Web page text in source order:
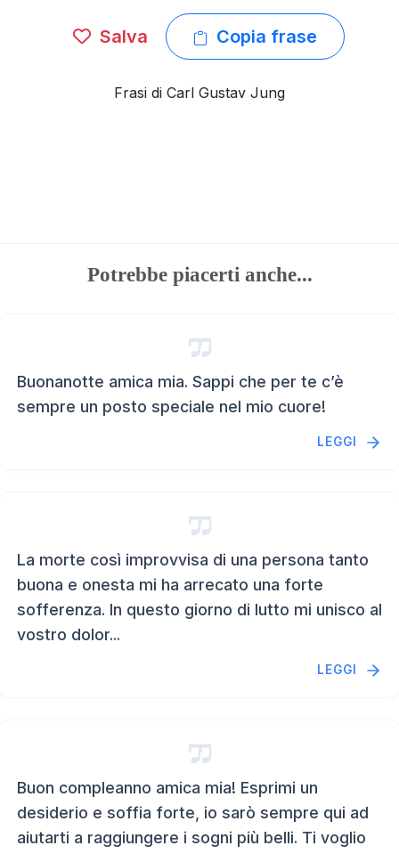
Salva Copia frase
Frasi di Carl Gustav Jung
Potrebbe piacerti anche...
Buonanotte amica mia. Sappi che per te c’è
sempre un posto speciale nel mio cuore!
LEGGI
La morte così improvvisa di una persona tanto
buona e onesta mi ha arrecato una forte
sofferenza. In questo giorno di lutto mi unisco al
vostro dolor...
LEGGI
Buon compleanno amica mia! Esprimi un
desiderio e soffia forte, io sarò sempre qui ad
aiutarti a raggiungere i sogni più belli. Ti voglio